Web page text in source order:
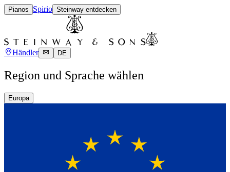
Pianos Spirio Steinway entdecken
Händler DE
Region und Sprache wählen
Europa